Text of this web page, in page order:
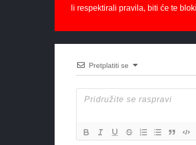
li respektirali pravila, biti će te
Pretplatiti se